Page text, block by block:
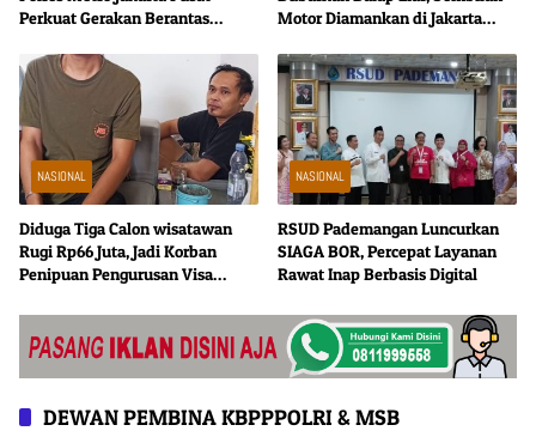
Perkuat Gerakan Berantas
Motor Diamankan di Jakarta
NASIONAL
Diduga Tiga Calon wisatawan
Rugi Rp66 Juta, Jadi Korban
Penipuan Pengurusan Visa
NASIONAL
RSUD Pademangan Luncurkan
SIAGA BOR, Percepat Layanan
Rawat Inap Berbasis Digital
DEWAN PEMBINA KBPPPOLRI & MSB